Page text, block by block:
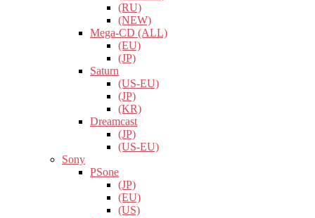
(RU)
(NEW)
Mega-CD (ALL)
(EU)
(JP)
Saturn
(US-EU)
(JP)
(KR)
Dreamcast
(JP)
(US-EU)
Sony
PSone
(JP)
(EU)
(US)